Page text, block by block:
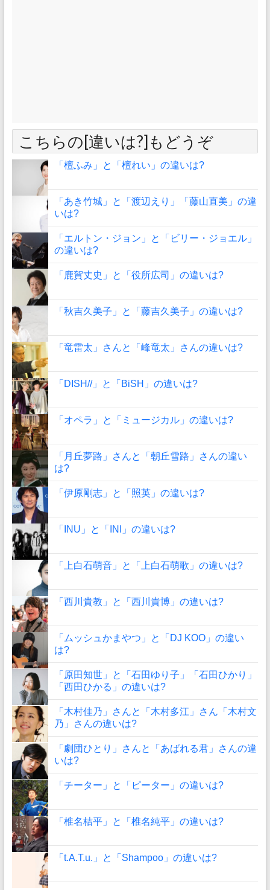
こちらの[違いは?]もどうぞ
「檀ふみ」と「檀れい」の違いは?
「あき竹城」と「渡辺えり」「藤山直美」の違
いは?
「エルトン・ジョン」と「ビリー・ジョエル」
の違いは?
「鹿賀丈史」と「役所広司」の違いは?
「秋吉久美子」と「藤吉久美子」の違いは?
「竜雷太」さんと「峰竜太」さんの違いは?
「DISH//」と「BiSH」の違いは?
「オペラ」と「ミュージカル」の違いは?
「月丘夢路」さんと「朝丘雪路」さんの違い
は?
「伊原剛志」と「照英」の違いは?
「INU」と「INI」の違いは?
「上白石萌音」と「上白石萌歌」の違いは?
「西川貴教」と「西川貴博」の違いは?
「ムッシュかまやつ」と「DJ KOO」の違い
は?
「原田知世」と「石田ゆり子」「石田ひかり」
「西田ひかる」の違いは?
「木村佳乃」さんと「木村多江」さん「木村文
乃」さんの違いは?
「劇団ひとり」さんと「あばれる君」さんの違
いは?
「チーター」と「ピーター」の違いは?
「椎名桔平」と「椎名純平」の違いは?
「t.A.T.u.」と「Shampoo」の違いは?